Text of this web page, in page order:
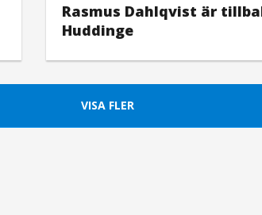
Rasmus Dahlqvist är
Huddinge
VISA FLER